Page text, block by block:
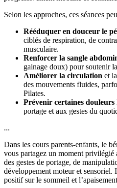
Selon les approches, ces séances
Rééduquer en douceur le
ciblés de respiration, de
musculaire.
Renforcer la sangle
gainage doux) pour soutenir
Améliorer la circulation et
des mouvements fluides,
Pilates.
Prévenir certaines douleurs
portage et aux gestes du
...
Dans les cours parents-enfants, le
vous partagez un moment privilégié
des gestes de portage, de
développement moteur et
positif sur le sommeil et